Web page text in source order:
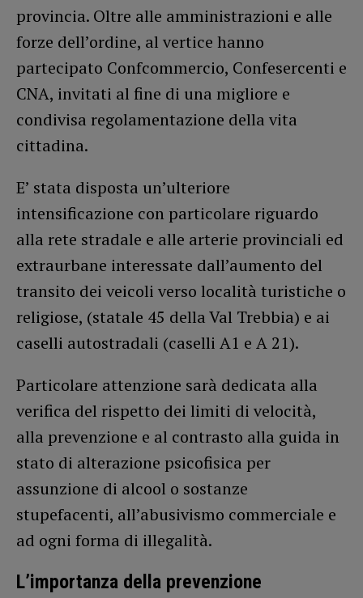
provincia. Oltre alle amministrazioni e alle
forze dell’ordine, al vertice hanno
partecipato Confcommercio, Confesercenti e
CNA, invitati al fine di una migliore e
condivisa regolamentazione della vita
cittadina.
E’ stata disposta un’ulteriore
intensificazione con particolare riguardo
alla rete stradale e alle arterie provinciali ed
extraurbane interessate dall’aumento del
transito dei veicoli verso località turistiche o
religiose, (statale 45 della Val Trebbia) e ai
caselli autostradali (caselli A1 e A 21).
Particolare attenzione sarà dedicata alla
verifica del rispetto dei limiti di velocità,
alla prevenzione e al contrasto alla guida in
stato di alterazione psicofisica per
assunzione di alcool o sostanze
stupefacenti, all’abusivismo commerciale e
ad ogni forma di illegalità.
L’importanza della prevenzione